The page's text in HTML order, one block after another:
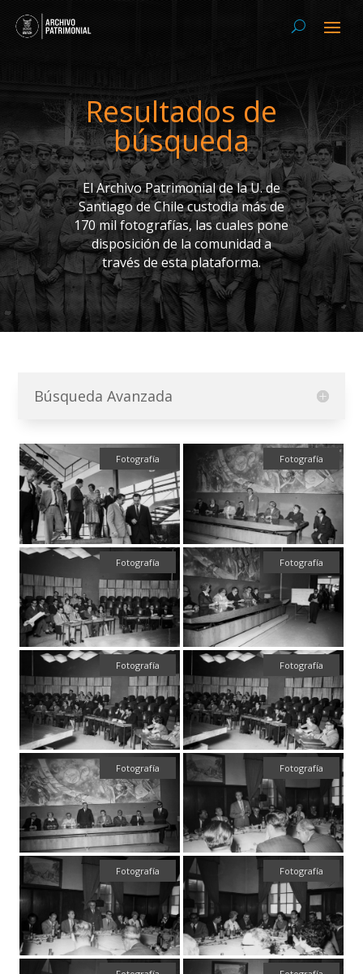
Resultados de
búsqueda
El Archivo Patrimonial de la U. de
Santiago de Chile custodia más de
170 mil fotografías, las cuales pone
disposición de la comunidad a
través de esta plataforma.
Búsqueda Avanzada
Fotografía Fotografía
Fotografía Fotografía
Fotografía Fotografía
Fotografía Fotografía
Fotografía Fotografía